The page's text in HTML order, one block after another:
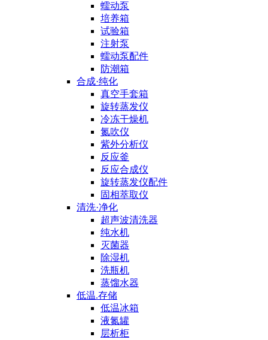
蠕动泵
培养箱
试验箱
注射泵
蠕动泵配件
防潮箱
合成·纯化
真空手套箱
旋转蒸发仪
冷冻干燥机
氮吹仪
紫外分析仪
反应釜
反应合成仪
旋转蒸发仪配件
固相萃取仪
清洗·净化
超声波清洗器
纯水机
灭菌器
除湿机
洗瓶机
蒸馏水器
低温.存储
低温冰箱
液氮罐
层析柜